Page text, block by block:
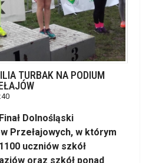
TURBAK NA PODIUM
Dolnośląski
Przełajowych, w którym
uczniów szkół
oraz szkół ponad